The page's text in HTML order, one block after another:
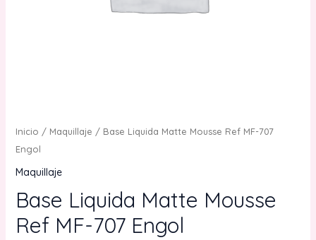
Inicio / Maquillaje / Base Liquida Matte Mousse Ref MF-707
Engol
Maquillaje
Base Liquida Matte Mousse
Ref MF-707 Engol